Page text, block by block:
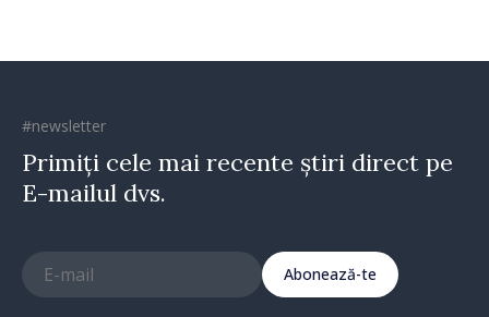
#newsletter
Primiți cele mai recente știri direct pe
E-mailul dvs.
Abonează-te